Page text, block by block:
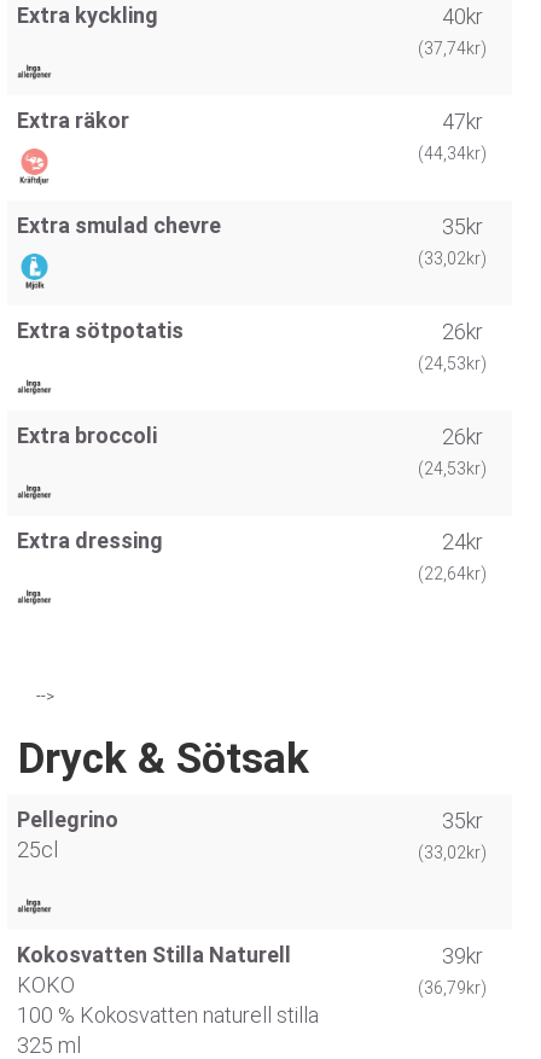
Extra kyckling 40kr
(37,74kr)
Extra räkor 47kr
(44,34kr)
Extra smulad chevre 35kr
(33,02kr)
Extra sötpotatis 26kr
(24,53kr)
Extra broccoli 26kr
(24,53kr)
Extra dressing 24kr
(22,64kr)
-->
Dryck & Sötsak
Pellegrino
25cl
35kr
(33,02kr)
Kokosvatten Stilla Naturell
KOKO
100 % Kokosvatten naturell stilla
325 ml
39kr
(36,79kr)